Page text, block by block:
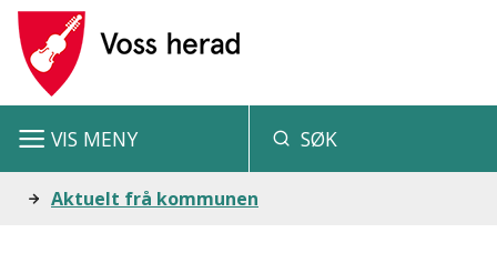
V
s
h
SØK
VIS MENY
Du Aktuelt frå kommunen